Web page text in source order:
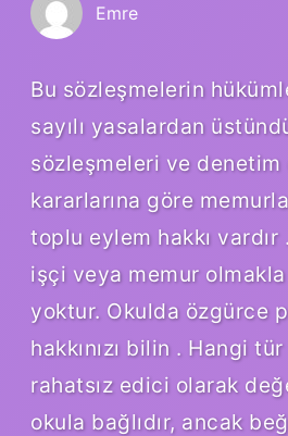
Emre
Bu sözleşmelerin
sayılı yasalardan
sözleşmeleri ve denetim
kararlarına göre
toplu eylem hakkı vardır
işçi veya memur
yoktur. Okulda özgürce
hakkınızı bilin . Hangi
rahatsız edici olarak
okula bağlıdır, ancak